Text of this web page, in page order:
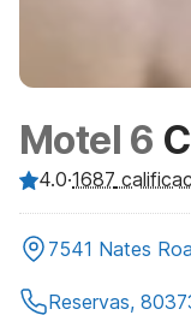
Motel 6
4.0·1687
7541 Nates
Reservas,